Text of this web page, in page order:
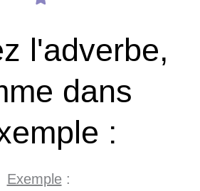
l'adverbe,
dans
:
Exemple: